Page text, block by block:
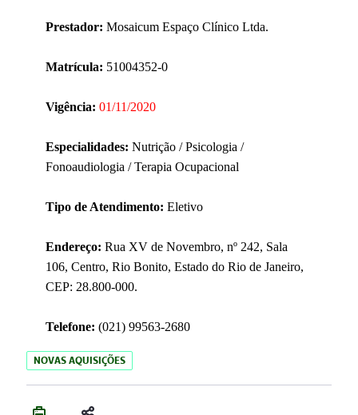
Prestador: Mosaicum Espaço Clínico Ltda.
Matrícula: 51004352-0
Vigência: 01/11/2020
Especialidades: Nutrição / Psicologia /
Fonoaudiologia / Terapia Ocupacional
Tipo de Atendimento: Eletivo
Endereço: Rua XV de Novembro, nº 242, Sala
106, Centro, Rio Bonito, Estado do Rio de Janeiro,
CEP: 28.800-000.
Telefone: (021) 99563-2680
NOVAS AQUISIÇÕES